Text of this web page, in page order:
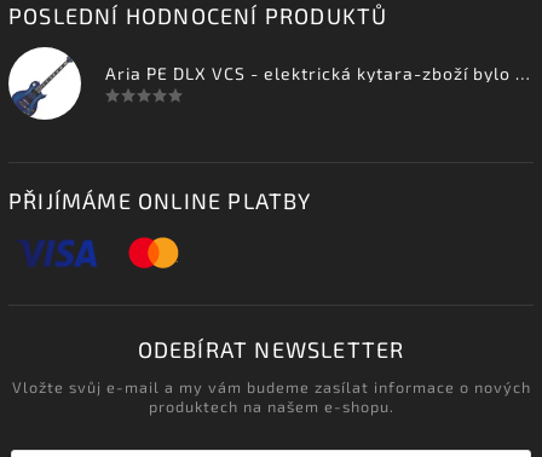
POSLEDNÍ HODNOCENÍ PRODUKTŮ
Aria PE DLX VCS - elektrická kytara-zboží bylo vystaveno na prodejně
PŘIJÍMÁME ONLINE PLATBY
ODEBÍRAT NEWSLETTER
Vložte svůj e-mail a my vám budeme zasílat informace o nových
produktech na našem e-shopu.